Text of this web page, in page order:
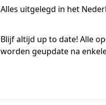
Alles uitgelegd in het
Blijf altijd up to date! Alle
worden geupdate na